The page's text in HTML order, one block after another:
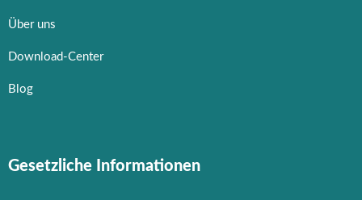
Über uns
Download-Center
Blog
Gesetzliche Informationen